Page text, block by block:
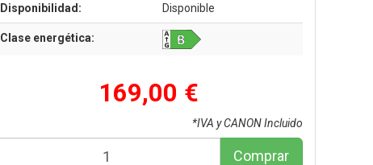
Disponibilidad: Disponible
Clase energética:
169,00 €
*IVA y CANON Incluido
Comprar